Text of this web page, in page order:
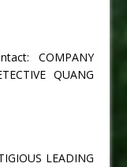
COMPANY
QUANG
LEADING